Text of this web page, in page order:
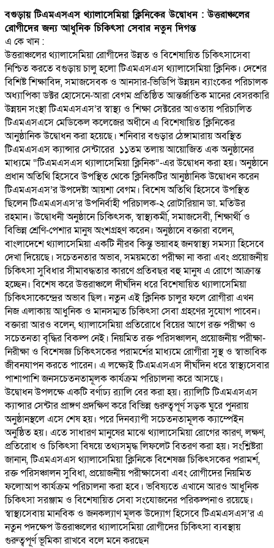
Share
বগুড়ায় টিএমএসএস থ্যালাসেমিয়া ক্লিনিকের উদ্বোধন : উত্তরাঞ্চলের
রোগীদের জন্য আধুনিক চিকিৎসা সেবার নতুন দিগন্ত
এ কে খান :
উত্তরাঞ্চলের থ্যালাসেমিয়া রোগীদের উন্নত ও বিশেষায়িত চিকিৎসাসেবা
নিশ্চিত করতে বগুড়ায় চালু হলো টিএমএসএস থ্যালাসেমিয়া ক্লিনিক। দেশের
বিশিষ্ট শিক্ষাবিদ, সমাজসেবক ও আনসার-ভিডিপি উন্নয়ন ব্যাংকের পরিচালক
অধ্যাপিকা ডক্টর হোসেনে-আরা বেগম প্রতিষ্ঠিত আন্তর্জাতিক মানের বেসরকারি
উন্নয়ন সংস্থা টিএমএসএস’র স্বাস্থ্য ও শিক্ষা সেক্টরের আওতায় পরিচালিত
টিএমএসএসে মেডিকেল কলেজের অধীনে এ বিশেষায়িত ক্লিনিকের
আনুষ্ঠানিক উদ্বোধন করা হয়েছে। শনিবার বগুড়ার ঠেঙ্গামারায় অবস্থিত
টিএমএসএস ক্যান্সার সেন্টারের ১১তম তলায় আয়োজিত এক অনুষ্ঠানের
মাধ্যমে “টিএমএসএস থ্যালাসেমিয়া ক্লিনিক”-এর উদ্বোধন করা হয়। অনুষ্ঠানে
প্রধান অতিথি হিসেবে উপস্থিত থেকে ক্লিনিকটির আনুষ্ঠানিক উদ্বোধন করেন
টিএমএসএস’র উপদেষ্টা আয়শা বেগম। বিশেষ অতিথি হিসেবে উপস্থিত
ছিলেন টিএমএসএস’র উপনির্বাহী পরিচালক-২ রোটারিয়ান ডা. মতিউর
রহমান। উদ্বোধনী অনুষ্ঠানে চিকিৎসক, স্বাস্থ্যকর্মী, সমাজসেবী, শিক্ষার্থী ও
বিভিন্ন শ্রেণি-পেশার মানুষ অংশগ্রহণ করেন। অনুষ্ঠানে বক্তারা বলেন,
বাংলাদেশে থ্যালাসেমিয়া একটি নীরব কিন্তু ভয়াবহ জনস্বাস্থ্য সমস্যা হিসেবে
দেখা দিয়েছে। সচেতনতার অভাব, সময়মতো পরীক্ষা না করা এবং প্রয়োজনীয়
চিকিৎসা সুবিধার সীমাবদ্ধতার কারণে প্রতিবছর বহু মানুষ এ রোগে আক্রান্ত
হচ্ছেন। বিশেষ করে উত্তরাঞ্চলে দীর্ঘদিন ধরে বিশেষায়িত থ্যালাসেমিয়া
চিকিৎসাকেন্দ্রের অভাব ছিল। নতুন এই ক্লিনিক চালুর ফলে রোগীরা এখন
নিজ এলাকায় আধুনিক ও মানসম্মত চিকিৎসা সেবা গ্রহণের সুযোগ পাবেন।
বক্তারা আরও বলেন, থ্যালাসেমিয়া প্রতিরোধে বিয়ের আগে রক্ত পরীক্ষা ও
সচেতনতা বৃদ্ধির বিকল্প নেই। নিয়মিত রক্ত পরিসঞ্চালন, প্রয়োজনীয় পরীক্ষা-
নিরীক্ষা ও বিশেষজ্ঞ চিকিৎসকের পরামর্শের মাধ্যমে রোগীরা সুস্থ ও স্বাভাবিক
জীবনযাপন করতে পারেন। এ লক্ষ্যেই টিএমএসএস দীর্ঘদিন ধরে স্বাস্থ্যসেবার
পাশাপাশি জনসচেতনতামূলক কার্যক্রম পরিচালনা করে আসছে।
উদ্বোধন উপলক্ষে একটি বর্ণাঢ্য র‍্যালি বের করা হয়। র‍্যালিটি টিএমএসএস
ক্যান্সার সেন্টার প্রাঙ্গণ প্রদক্ষিণ করে বিভিন্ন গুরুত্বপূর্ণ সড়ক ঘুরে পুনরায়
অনুষ্ঠানস্থলে এসে শেষ হয়। পরে দিনব্যাপী সচেতনতামূলক ক্যাম্পেইন
অনুষ্ঠিত হয়। এতে সাধারণ মানুষের মাঝে থ্যালাসেমিয়া রোগের কারণ, লক্ষণ,
প্রতিরোধ ও চিকিৎসা বিষয়ে তথ্যসমৃদ্ধ লিফলেট বিতরণ করা হয়। সংশ্লিষ্টরা
জানান, টিএমএসএস থ্যালাসেমিয়া ক্লিনিকে বিশেষজ্ঞ চিকিৎসকের পরামর্শ,
রক্ত পরিসঞ্চালন সুবিধা, প্রয়োজনীয় পরীক্ষাসেবা এবং রোগীদের নিয়মিত
ফলোআপ কার্যক্রম পরিচালনা করা হবে। ভবিষ্যতে এখানে আরও আধুনিক
চিকিৎসা সরঞ্জাম ও বিশেষায়িত সেবা সংযোজনের পরিকল্পনাও রয়েছে।
স্বাস্থ্যসেবায় মানবিক ও জনকল্যাণ মূলক উদ্যোগ হিসেবে টিএমএসএস’র এ
নতুন পদক্ষেপ উত্তরাঞ্চলের থ্যালাসেমিয়া রোগীদের চিকিৎসা ব্যবস্থায়
গুরুত্বপূর্ণ ভূমিকা রাখবে বলে মনে করছেন